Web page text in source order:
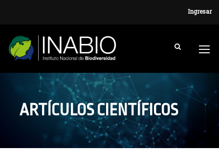
Ingresar
ARTÍCULOS CIENTÍFICOS